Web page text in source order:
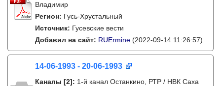
Владимир
Регион: Гусь-Хрустальный
Источник: Гусевские вести
Добавил на сайт: RUErmine (2022-09-14 11:26:57)
14-06-1993 - 20-06-1993
Каналы [2]: 1-й канал Останкино, РТР / НВК Саха